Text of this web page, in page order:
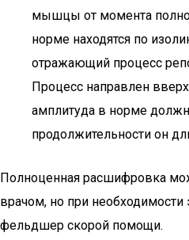
мышцы от момента
норме находятся по
отражающий процесс
Процесс направлен
амплитуда в норме
продолжительности он
Полноценная расшифровка
врачом, но при необходимости
фельдшер скорой помощи.